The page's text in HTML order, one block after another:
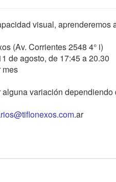
visual, aprenderemos
(Av. Corrientes 2548 4° i)
de agosto, de 17:45 a 20.30
mes
variación
.ar